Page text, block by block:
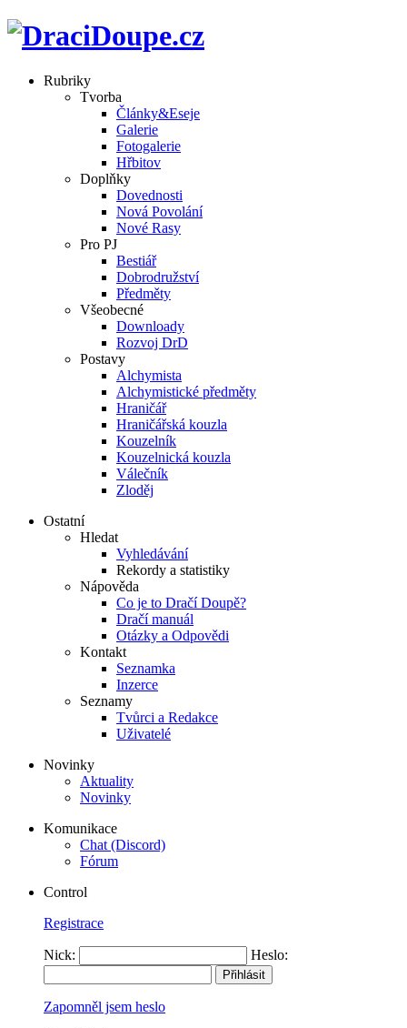
Rubriky
Tvorba
Články&Eseje
Galerie
Fotogalerie
Hřbitov
Doplňky
Dovednosti
Nová Povolání
Nové Rasy
Pro PJ
Bestiář
Dobrodružství
Předměty
Všeobecné
Downloady
Rozvoj DrD
Postavy
Alchymista
Alchymistické předměty
Hraničář
Hraničářská kouzla
Kouzelník
Kouzelnická kouzla
Válečník
Zloděj
Ostatní
Hledat
Vyhledávání
Rekordy a statistiky
Nápověda
Co je to Dračí Doupě?
Dračí manuál
Otázky a Odpovědi
Kontakt
Seznamka
Inzerce
Seznamy
Tvůrci a Redakce
Uživatelé
Novinky
Aktuality
Novinky
Komunikace
Chat (Discord)
Fórum
Control
Registrace
Nick: Heslo:
Zapomněl jsem heslo